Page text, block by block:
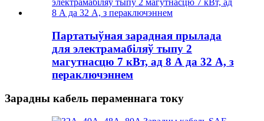
Партатыўная зарадная прылада
для электрамабіляў тыпу 2
магутнасцю 7 кВт, ад 8 А да 32 А, з
пераключэннем
Зарадны кабель пераменнага току